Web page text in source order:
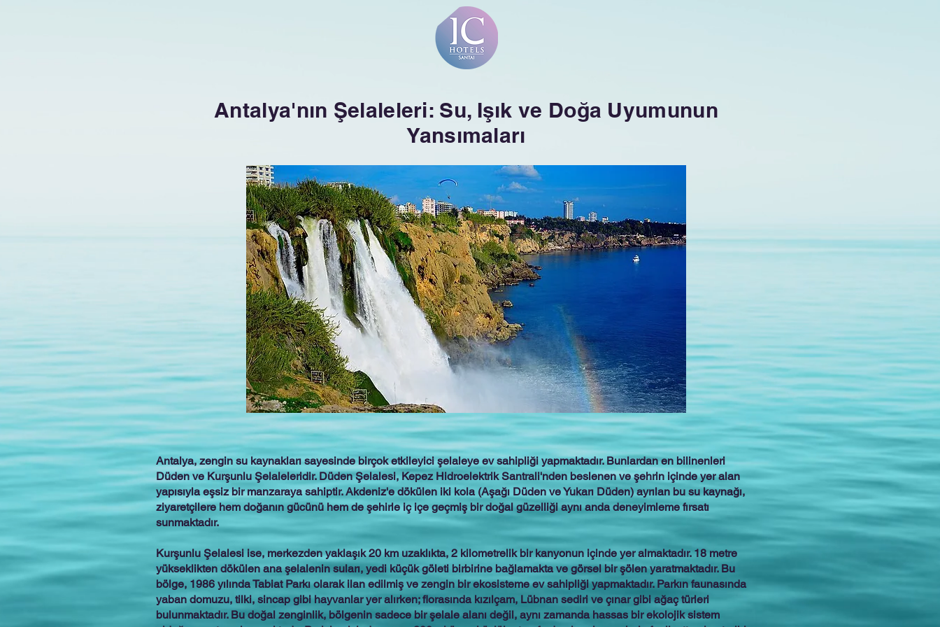
Antalya'nın Şelaleleri: Su, Işık ve Doğa Uyumunun
Yansımaları
Antalya, zengin su kaynakları sayesinde birçok etkileyici şelaleye ev sahipliği yapmaktadır. Bunlardan en bilinenleri
Düden ve Kurşunlu Şelaleleridir. Düden Şelalesi, Kepez Hidroelektrik Santrali'nden beslenen ve şehrin içinde yer alan
yapısıyla eşsiz bir manzaraya sahiptir. Akdeniz'e dökülen iki kola (Aşağı Düden ve Yukarı Düden) ayrılan bu su kaynağı,
ziyaretçilere hem doğanın gücünü hem de şehirle iç içe geçmiş bir doğal güzelliği aynı anda deneyimleme fırsatı
sunmaktadır.
Kurşunlu Şelalesi ise, merkezden yaklaşık 20 km uzaklıkta, 2 kilometrelik bir kanyonun içinde yer almaktadır. 18 metre
yükseklikten dökülen ana şelalenin suları, yedi küçük göleti birbirine bağlamakta ve görsel bir şölen yaratmaktadır. Bu
bölge, 1986 yılında Tabiat Parkı olarak ilan edilmiş ve zengin bir ekosisteme ev sahipliği yapmaktadır. Parkın faunasında
yaban domuzu, tilki, sincap gibi hayvanlar yer alırken; florasında kızılçam, Lübnan sediri ve çınar gibi ağaç türleri
bulunmaktadır. Bu doğal zenginlik, bölgenin sadece bir şelale alanı değil, aynı zamanda hassas bir ekolojik sistem